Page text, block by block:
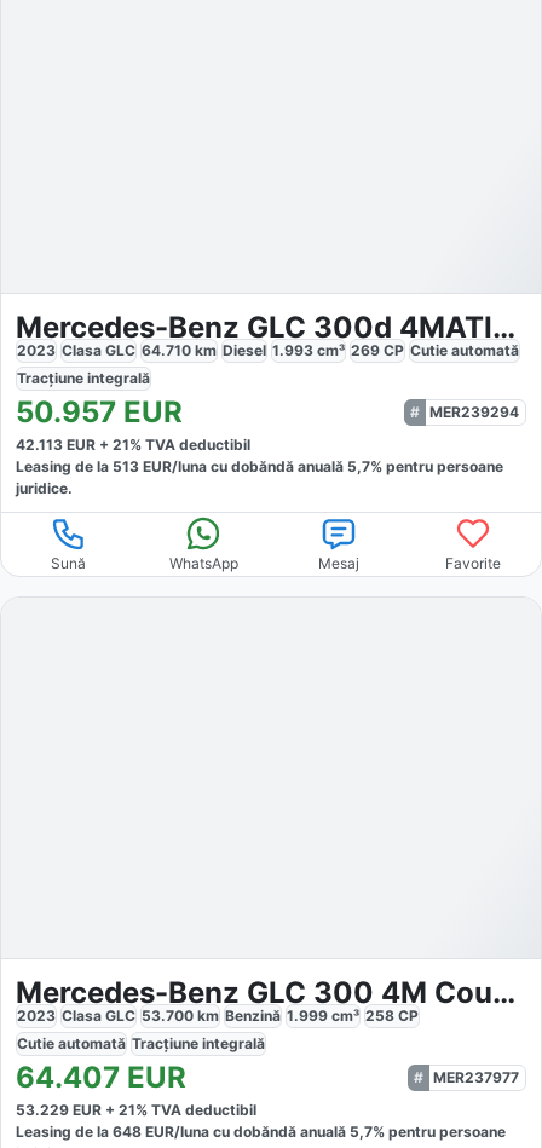
Mercedes-Benz GLC 300d 4MATIC AMG
2023 Clasa GLC 64.710 km Diesel 1.993 cm³ 269 CP Cutie automată
Tracțiune integrală
50.957 EUR
MER239294
42.113 EUR + 21% TVA deductibil
Leasing de la 513 EUR/luna cu dobăndă anuală 5,7% pentru persoane
juridice.
Sună WhatsApp Mesaj Favorite
Mercedes-Benz GLC 300 4M Coupé AMG
2023 Clasa GLC 53.700 km Benzină 1.999 cm³ 258 CP
Cutie automată Tracțiune integrală
64.407 EUR
MER237977
53.229 EUR + 21% TVA deductibil
Leasing de la 648 EUR/luna cu dobăndă anuală 5,7% pentru persoane